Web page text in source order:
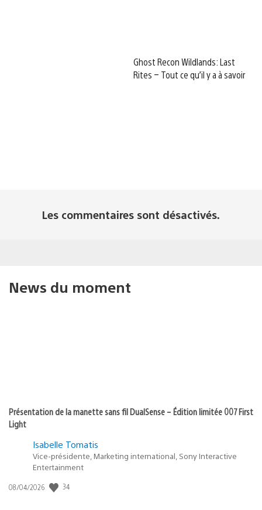
Ghost Recon Wildlands: Last
Rites – Tout ce qu’il y a à savoir
Les commentaires sont désactivés.
News du moment
Présentation de la manette sans fil DualSense – Édition limitée 007 First
Light
Isabelle Tomatis
Vice-présidente, Marketing international, Sony Interactive
Entertainment
Date
08/04/2026 34